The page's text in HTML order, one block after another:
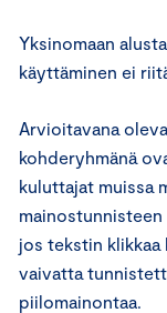
Yksinomaan
käyttäminen ei
Arvioitavana
kohderyhmänä
kuluttajat muissa
jos tekstin klikkaa
vaivatta
piilomainontaa.